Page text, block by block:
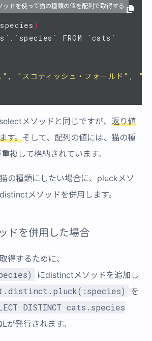
ドを使って猫の種類の値を配列で取得する
)
` . ` species ` FROM `cats `
" , "スコティッシュ・フォールド" , "
メソッドと同じですが、 返り値
す。そして、配列の値には、猫の種
複して格納されています。
の種類にしたい場合に、pluckメソ
メソッドを併用します。
ドを併用した場合
得するために、
にdistinctメソッドを追加し
を
DISTINCT cats.species
が発行されます。